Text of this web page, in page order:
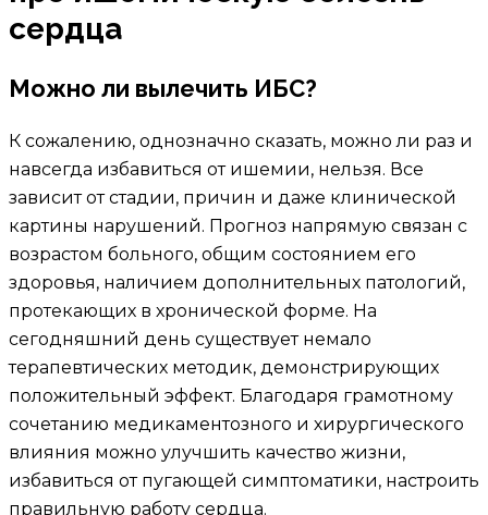
сердца
Можно ли вылечить ИБС?
К сожалению, однозначно сказать, можно ли раз и
навсегда избавиться от ишемии, нельзя. Все
зависит от стадии, причин и даже клинической
картины нарушений. Прогноз напрямую связан с
возрастом больного, общим состоянием его
здоровья, наличием дополнительных патологий,
протекающих в хронической форме. На
сегодняшний день существует немало
терапевтических методик, демонстрирующих
положительный эффект. Благодаря грамотному
сочетанию медикаментозного и хирургического
влияния можно улучшить качество жизни,
избавиться от пугающей симптоматики, настроить
правильную работу сердца.